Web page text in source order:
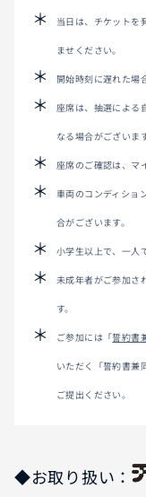
当日は、チケットを
ませください。
開始時刻に遅れた場
座席は、抽選による
なる場合がございます
座席のご確認は、マ
車両のコンディショ
合がございます。
小学生以上で、一人
未成年者がご参加さ
す。
ご参加には「誓約書
いただく「誓約書兼
ご提出ください。
◆お取り扱い：